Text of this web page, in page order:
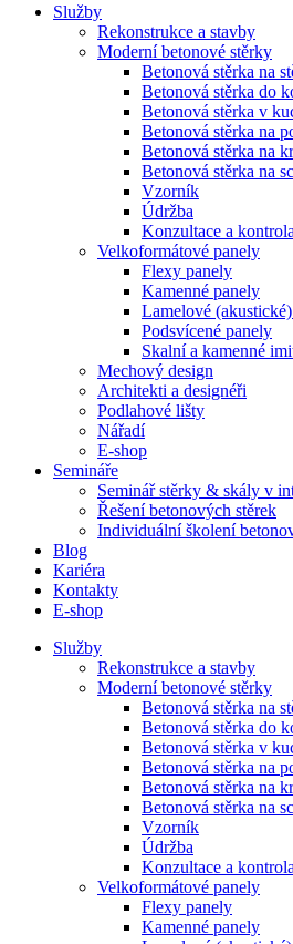
Služby
Rekonstrukce a stavby
Moderní betonové stěrky
Betonová stěrka na
Betonová stěrka do
Betonová stěrka v
Betonová stěrka na
Betonová stěrka na
Betonová stěrka na
Vzorník
Údržba
Konzultace a
Velkoformátové panely
Flexy panely
Kamenné panely
Lamelové
Podsvícené panely
Skalní a kamenné
Mechový design
Architekti a designéři
Podlahové lišty
Nářadí
E-shop
Semináře
Seminář stěrky & skály v
Řešení betonových stěrek
Individuální školení
Blog
Kariéra
Kontakty
E-shop
Služby
Rekonstrukce a stavby
Moderní betonové stěrky
Betonová stěrka na
Betonová stěrka do
Betonová stěrka v
Betonová stěrka na
Betonová stěrka na
Betonová stěrka na
Vzorník
Údržba
Konzultace a
Velkoformátové panely
Flexy panely
Kamenné panely